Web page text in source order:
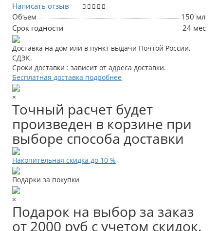
Написать отзыв
Объем
150 мл
Срок годности
24 мес
Доставка на дом или в пункт выдачи Почтой России,
СДЭК.
Сроки доставки : зависит от адреса доставки.
Бесплатная доставка подробнее
×
Точный расчет будет
произведен в корзине при
выборе способа доставки
Накопительная скидка до 10 %
Подарки за покупки
×
Подарок на выбор за заказ
от 2000 руб с учетом скидок.